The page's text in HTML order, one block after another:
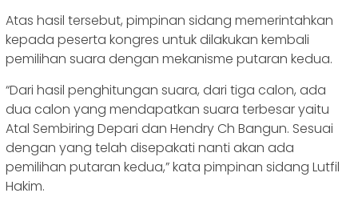
Atas hasil tersebut, pimpinan sidang memerintahkan
kepada peserta kongres untuk dilakukan kembali
pemilihan suara dengan mekanisme putaran kedua.
“Dari hasil penghitungan suara, dari tiga calon, ada
dua calon yang mendapatkan suara terbesar yaitu
Atal Sembiring Depari dan Hendry Ch Bangun. Sesuai
dengan yang telah disepakati nanti akan ada
pemilihan putaran kedua,” kata pimpinan sidang Lutfil
Hakim.